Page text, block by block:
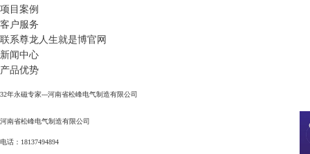
项目案例
客户服务
联系尊龙人生就是博官网
新闻中心
产品优势
32年永磁专家---河南省松峰电气制造有限公司
河南省松峰电气制造有限公司
电话：18137494894